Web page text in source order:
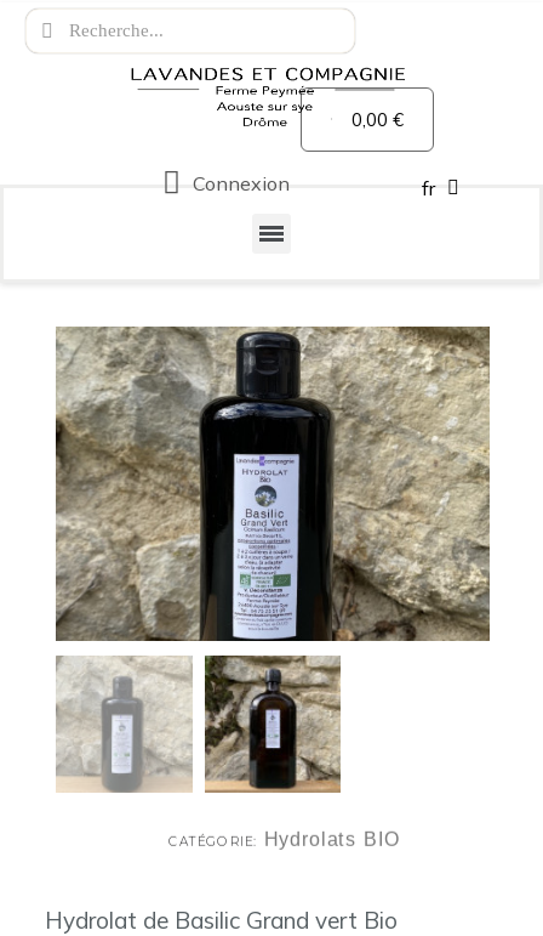
Connexion
0,00 €
fr
CATÉGORIE Hydrolats BIO
Hydrolat de Basilic Grand vert Bio